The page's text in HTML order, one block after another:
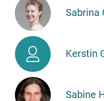
Sabrina
Gerke
Sabrina
Kerstin
Gimpl-
Häckelmann
Kerstin
Sabine